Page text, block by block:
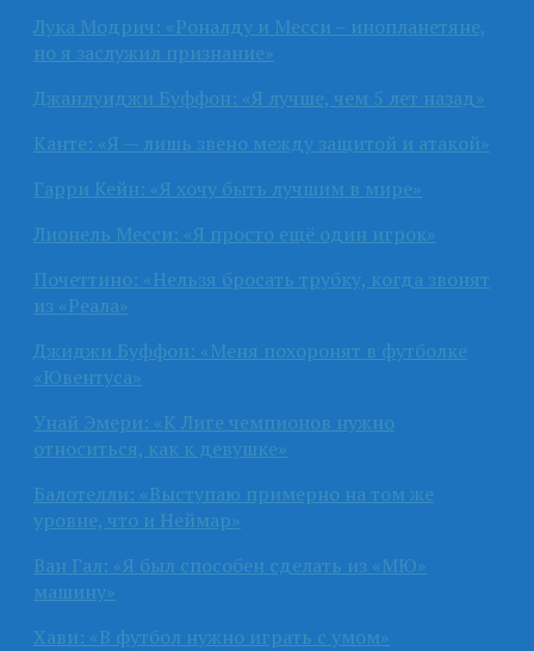
Лука Модрич: «Роналду и Месси – инопланетяне,
но я заслужил признание»
Джанлуиджи Буффон: «Я лучше, чем 5 лет назад»
Канте: «Я — лишь звено между защитой и атакой»
Гарри Кейн: «Я хочу быть лучшим в мире»
Лионель Месси: «Я просто ещё один игрок»
Почеттино: «Нельзя бросать трубку, когда звонят
из «Реала»
Джиджи Буффон: «Меня похоронят в футболке
«Ювентуса»
Унай Эмери: «К Лиге чемпионов нужно
относиться, как к девушке»
Балотелли: «Выступаю примерно на том же
уровне, что и Неймар»
Ван Гал: «Я был способен сделать из «МЮ»
машину»
Хави: «В футбол нужно играть с умом»